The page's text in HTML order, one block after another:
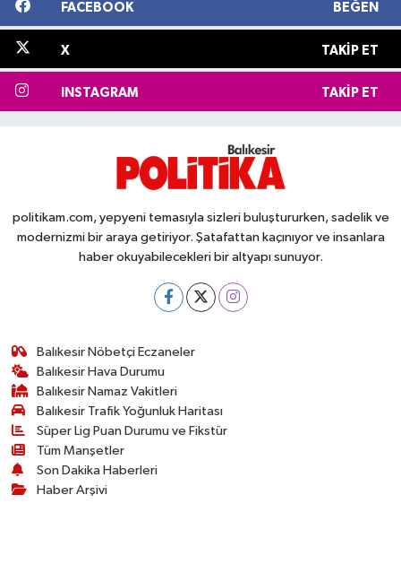
FACEBOOK BEĞEN
X TAKIP ET
INSTAGRAM TAKIP ET
politikam.com, yepyeni temasıyla sizleri buluştururken, sadelik ve
modernizmi bir araya getiriyor. Şatafattan kaçınıyor ve insanlara
haber okuyabilecekleri bir altyapı sunuyor.
Balıkesir Nöbetçi Eczaneler
Balıkesir Hava Durumu
Balıkesir Namaz Vakitleri
Balıkesir Trafik Yoğunluk Haritası
Süper Lig Puan Durumu ve Fikstür
Tüm Manşetler
Son Dakika Haberleri
Haber Arşivi